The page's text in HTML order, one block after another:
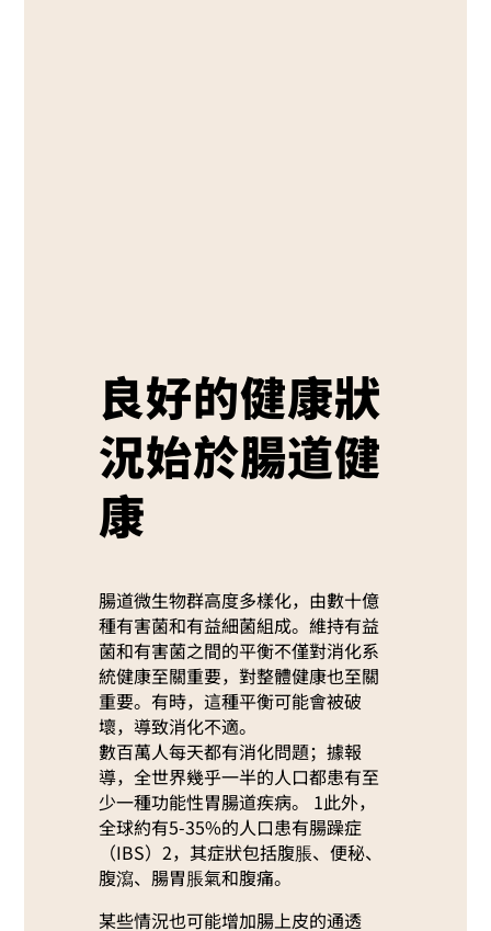
良好的健康狀
況始於腸道健
康
腸道微生物群高度多樣化，由數十億
種有害菌和有益細菌組成。維持有益
菌和有害菌之間的平衡不僅對消化系
統健康至關重要，對整體健康也至關
重要。有時，這種平衡可能會被破
壞，導致消化不適。
數百萬人每天都有消化問題；據報
導，全世界幾乎一半的人口都患有至
少一種功能性胃腸道疾病。 1此外，
全球約有5-35%的人口患有腸躁症
（IBS）2，其症狀包括腹脹、便秘、
腹瀉、腸胃脹氣和腹痛。
某些情況也可能增加腸上皮的通透